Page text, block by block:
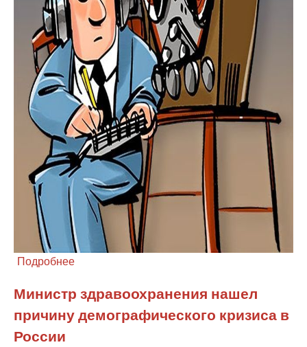
Подробнее
тайны
в
Москве
Министр здравоохранения нашел
причину демографического кризиса в
России